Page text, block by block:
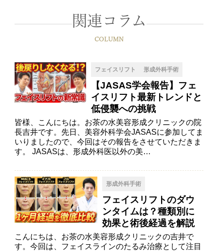
関連コラム
COLUMN
フェイスリフト 形成外科手術
【JASAS学会報告】フェ
イスリフト最新トレンドと
低侵襲への挑戦
皆様、こんにちは。お茶の水美容形成クリニックの院
長吉井です。先日、美容外科学会JASASに参加してま
いりましたので、今回はその報告をさせていただきま
す。 JASASは、形成外科医以外の美…
形成外科手術
フェイスリフトのダウ
ンタイムは？種類別に
効果と術後経過を解説
こんにちは、お茶の水美容形成クリニックの吉井で
す。今回は、フェイスラインのたるみ治療として注目